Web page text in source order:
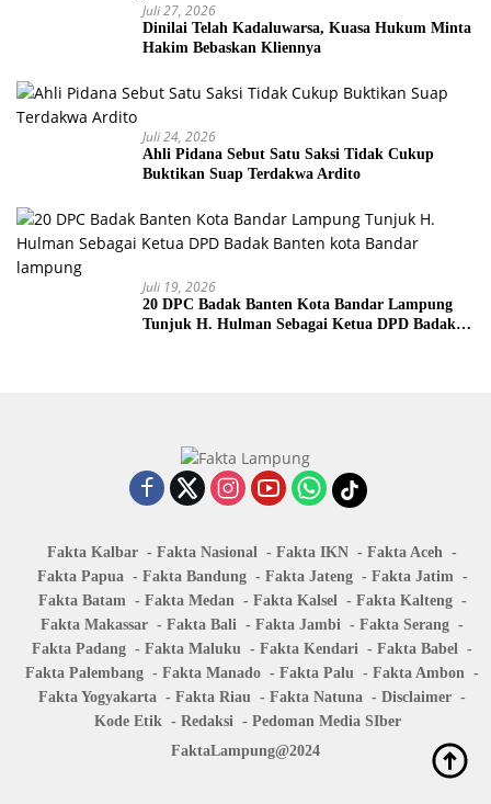
Juli 27, 2026
Dinilai Telah Kadaluwarsa, Kuasa Hukum Minta
Hakim Bebaskan Kliennya
Juli 24, 2026
Ahli Pidana Sebut Satu Saksi Tidak Cukup
Buktikan Suap Terdakwa Ardito
Juli 19, 2026
20 DPC Badak Banten Kota Bandar Lampung
Tunjuk H. Hulman Sebagai Ketua DPD Badak
Fakta Kalbar Fakta Nasional Fakta IKN
Fakta Aceh
Fakta Papua
Fakta Bandung Fakta Jateng
Fakta Jatim
Fakta Batam
Fakta Medan Fakta Kalsel
Fakta Kalteng
Fakta Makassar
Fakta Bali Fakta Jambi
Fakta Serang
Fakta Padang
Fakta Maluku Fakta Kendari
Fakta Babel
Fakta Palembang
Fakta Manado Fakta Palu
Fakta Ambon
Fakta Yogyakarta
Fakta Riau Fakta Natuna
Disclaimer
Kode Etik
Redaksi
Pedoman Media SIber
FaktaLampung@2024